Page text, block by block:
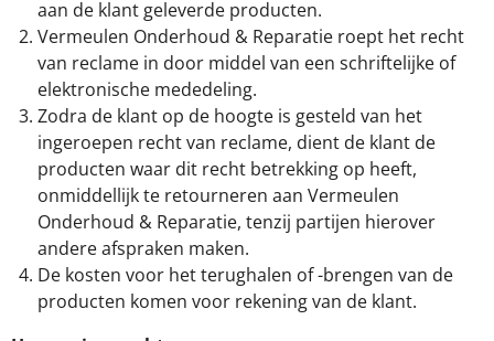
aan de klant geleverde producten.
Vermeulen Onderhoud & Reparatie roept het recht
van reclame in door middel van een schriftelijke of
elektronische mededeling.
Zodra de klant op de hoogte is gesteld van het
ingeroepen recht van reclame, dient de klant de
producten waar dit recht betrekking op heeft,
onmiddellijk te retourneren aan Vermeulen
Onderhoud & Reparatie, tenzij partijen hierover
andere afspraken maken.
De kosten voor het terughalen of -brengen van de
producten komen voor rekening van de klant.